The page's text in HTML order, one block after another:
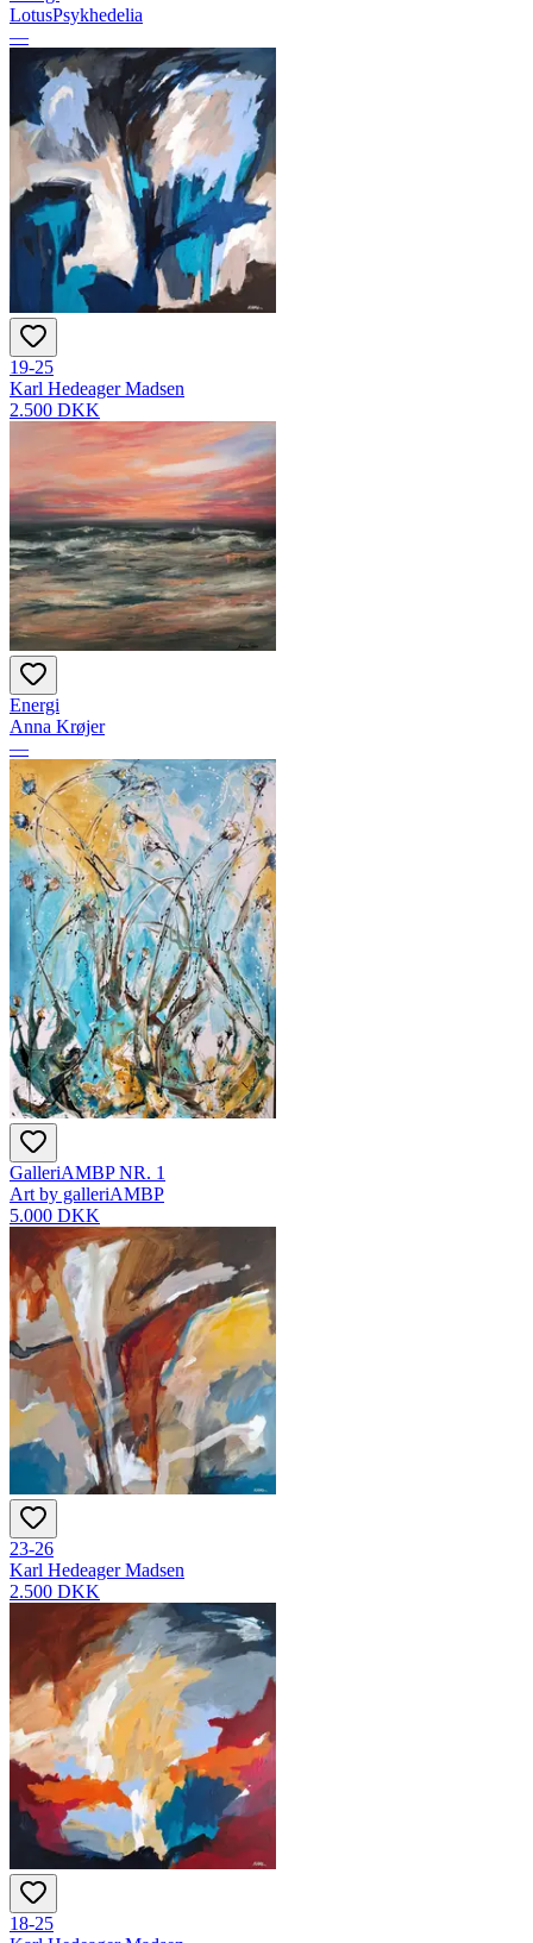
LotusPsykhedelia
—
19-25
Karl Hedeager Madsen
2.500 DKK
Energi
Anna Krøjer
—
GalleriAMBP NR. 1
Art by galleriAMBP
5.000 DKK
23-26
Karl Hedeager Madsen
2.500 DKK
18-25